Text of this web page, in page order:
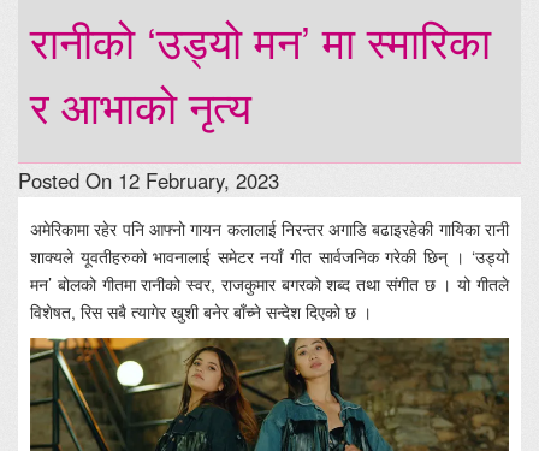
रानीको ‘उड्यो मन’ मा स्मारिका
र आभाको नृत्य
Posted On 12 February, 2023
अमेरिकामा रहेर पनि आफ्नो गायन कलालाई निरन्तर अगाडि बढाइरहेकी गायिका रानी
शाक्यले यूवतीहरुको भावनालाई समेटर नयाँ गीत सार्वजनिक गरेकी छिन् । ‘उड्यो
मन’ बोलको गीतमा रानीको स्वर, राजकुमार बगरको शब्द तथा संगीत छ । यो गीतले
विशेषत, रिस सबै त्यागेर खुशी बनेर बाँच्ने सन्देश दिएको छ ।